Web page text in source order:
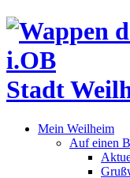
Stadt
Mein Weilheim
Auf einen